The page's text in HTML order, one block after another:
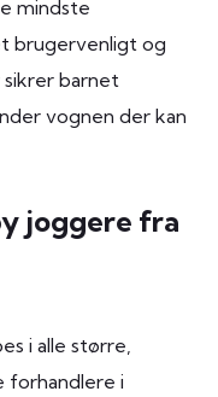
mindste
brugervenligt og
barnet
vognen der kan
joggere fra
i alle større,
forhandlere i